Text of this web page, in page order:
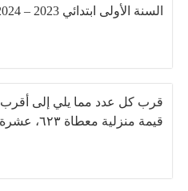
السنة الأولى ابتدائي 2023 – 2024
قرب كل عدد مما يلي إلى أقرب
قيمة منزلية معطاة ٦٢٣، عشرة